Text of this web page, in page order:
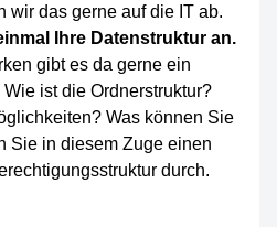
wir das gerne auf die IT ab.
Ihre Datenstruktur an.
gibt es da gerne ein
ist die Ordnerstruktur?
Was können Sie
Sie in diesem Zuge einen
durch.